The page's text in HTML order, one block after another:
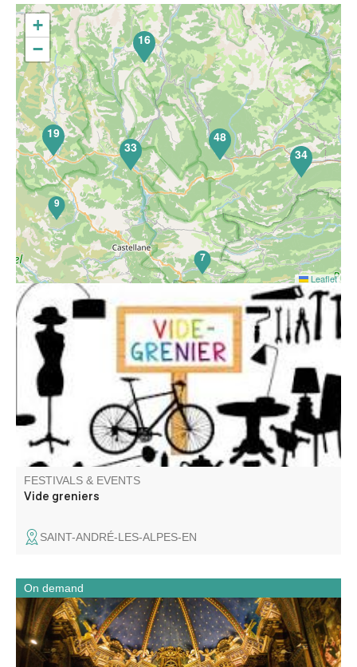
Venez chiner dans les rues et places du village. Jouets,
objets de décoration, livres, vêtements
FESTIVALS & EVENTS
Vide greniers
SAINT-ANDRÉ-LES-ALPES-EN
Une immersion dans le village fortifié et une découverte
de la cathédrale.
On demand
7
9
19
33
48
34
16
+
−
Leaflet